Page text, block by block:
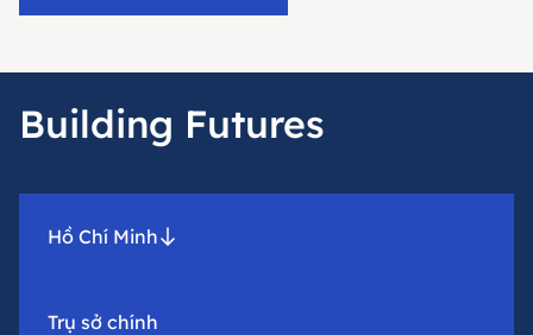
Building Futures
Hồ Chí Minh
Trụ sở chính